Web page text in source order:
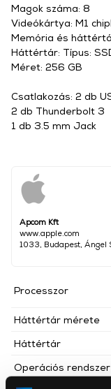
Apcom Kft
www.apple.com
1033, Budapest, Ángel
Processzor
Háttértár mérete
Háttértár
Operációs rendszer
Magok száma: 8
Videókártya: M1
Memória és
Háttértár: Típus:
Méret: 256 GB
Csatlakozás: 2 db
2 db Thunderbolt 3
1 db 3.5 mm Jack